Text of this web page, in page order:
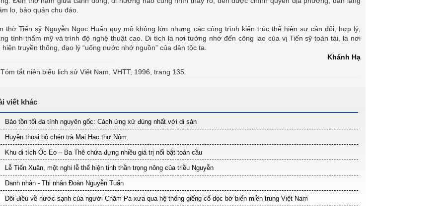
lo, bảo quản chu đáo.
thờ Tiến sỹ Nguyễn Ngọc Huấn quy mô không lớn nhưng các công trình kiến trúc thể hiện sự cân đối, hợp lý,
tính thẩm mỹ và trình độ nghệ thuật cao. Di tích là nơi tưởng nhớ đến công lao của vị Tiến sỹ toàn tài, là nơi
hiện truyền thống, đạo lý “uống nước nhớ nguồn” của dân tộc ta.
Khánh Hạ
Tóm tắt niên biểu lịch sử Việt Nam, VHTT, 1996, trang 135
Bảo tồn tối đa tính nguyên gốc: Cách ứng xử đúng nhất với di sản
Huyền thoại bộ chén trà Mai Hạc thơ Nôm.
Khu di tích Óc Eo – Ba Thê chứa đựng nhiều giá trị nổi bật toàn cầu
Lễ Tiến Xuân, một nghi lễ thể hiện tinh thần trọng nông của triều Nguyễn
Danh nhân - Thi nhân Đoàn Nguyễn Tuấn
Đôi điều về nước sạnh của người Chăm Pa xưa qua hệ thống giếng cổ dọc bờ biển miền trung Việt Nam